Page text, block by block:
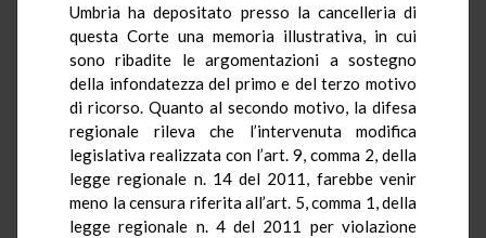
Umbria ha depositato presso la cancelleria di
questa Corte una memoria illustrativa, in cui
sono ribadite le argomentazioni a sostegno
della infondatezza del primo e del terzo motivo
di ricorso. Quanto al secondo motivo, la difesa
regionale rileva che l’intervenuta modifica
legislativa realizzata con l’art. 9, comma 2, della
legge regionale n. 14 del 2011, farebbe venir
meno la censura riferita all’art. 5, comma 1, della
legge regionale n. 4 del 2011 per violazione